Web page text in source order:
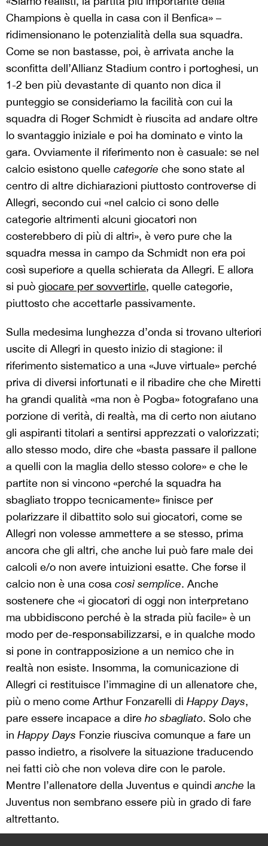
Champions è quella in casa con il Benfica» –
ridimensionano le potenzialità della sua squadra.
Come se non bastasse, poi, è arrivata anche la
sconfitta dell’Allianz Stadium contro i portoghesi, un
1-2 ben più devastante di quanto non dica il
punteggio se consideriamo la facilità con cui la
squadra di Roger Schmidt è riuscita ad andare oltre
lo svantaggio iniziale e poi ha dominato e vinto la
gara. Ovviamente il riferimento non è casuale: se nel
calcio esistono quelle categorie che sono state al
centro di altre dichiarazioni piuttosto controverse di
Allegri, secondo cui «nel calcio ci sono delle
categorie altrimenti alcuni giocatori non
costerebbero di più di altri», è vero pure che la
squadra messa in campo da Schmidt non era poi
così superiore a quella schierata da Allegri. E allora
si può giocare per sovvertirle, quelle categorie,
piuttosto che accettarle passivamente.
Sulla medesima lunghezza d’onda si trovano ulteriori
uscite di Allegri in questo inizio di stagione: il
riferimento sistematico a una «Juve virtuale» perché
priva di diversi infortunati e il ribadire che che Miretti
ha grandi qualità «ma non è Pogba» fotografano una
porzione di verità, di realtà, ma di certo non aiutano
gli aspiranti titolari a sentirsi apprezzati o valorizzati;
allo stesso modo, dire che «basta passare il pallone
a quelli con la maglia dello stesso colore» e che le
partite non si vincono «perché la squadra ha
sbagliato troppo tecnicamente» finisce per
polarizzare il dibattito solo sui giocatori, come se
Allegri non volesse ammettere a se stesso, prima
ancora che gli altri, che anche lui può fare male dei
calcoli e/o non avere intuizioni esatte. Che forse il
calcio non è una cosa così semplice. Anche
sostenere che «i giocatori di oggi non interpretano
ma ubbidiscono perché è la strada più facile» è un
modo per de-responsabilizzarsi, e in qualche modo
si pone in contrapposizione a un nemico che in
realtà non esiste. Insomma, la comunicazione di
Allegri ci restituisce l’immagine di un allenatore che,
più o meno come Arthur Fonzarelli di Happy Days,
pare essere incapace a dire ho sbagliato. Solo che
in Happy Days Fonzie riusciva comunque a fare un
passo indietro, a risolvere la situazione traducendo
nei fatti ciò che non voleva dire con le parole.
Mentre l’allenatore della Juventus e quindianche la
Juventus non sembrano essere più in grado di fare
altrettanto.